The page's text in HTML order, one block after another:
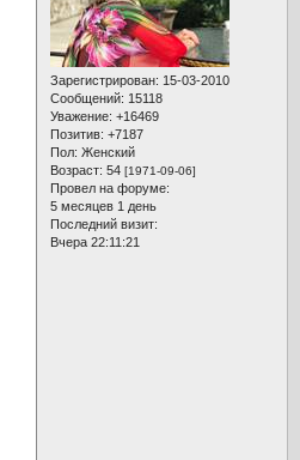
Зарегистрирован: 15-03-2010
Сообщений: 15118
Уважение: +16469
Позитив: +7187
Пол: Женский
Возраст: 54 [1971-09-06]
Провел на форуме:
5 месяцев 1 день
Последний визит:
Вчера 22:11:21